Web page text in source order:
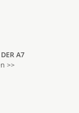
A7
>>